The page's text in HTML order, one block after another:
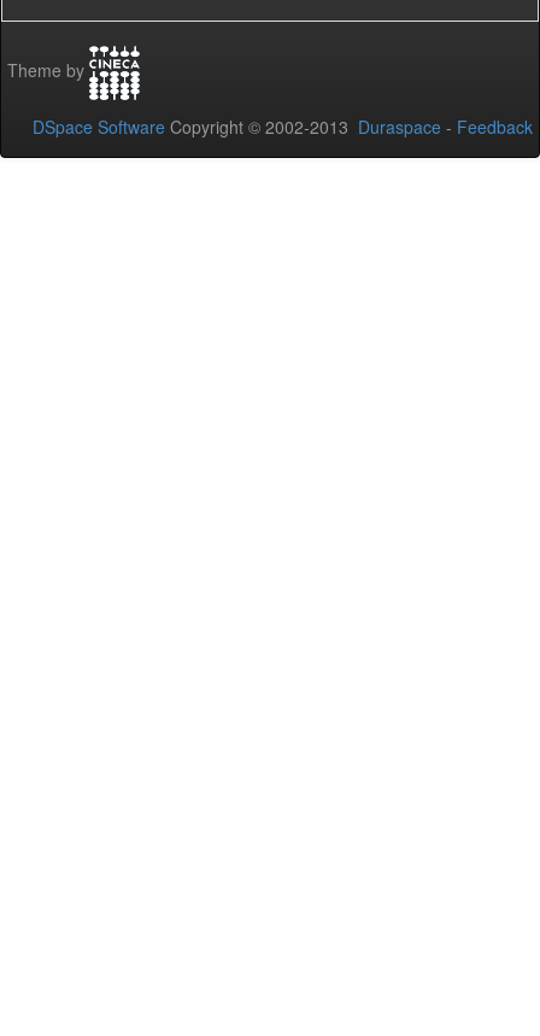
Theme by
DSpace Software Copyright © 2002-2013 Duraspace - Feedback